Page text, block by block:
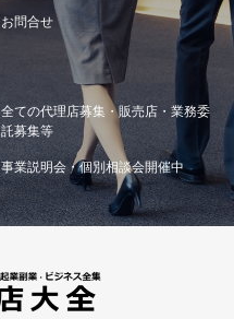
お問合せ
全ての代理店募集・販売店・業務委
託募集等
事業説明会・個別相談会開催中